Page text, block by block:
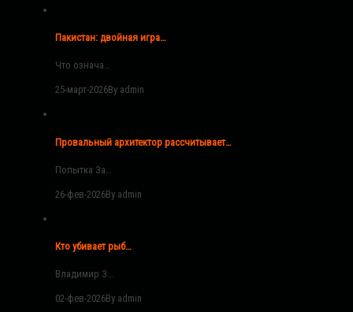
Пакистан: двойная игра…
Что означа…
25-март-2026By admin
Провальный архитектор рассчитывает…
Попытка За…
26-фев-2026By admin
Кто убивает рыб…
Владимир З…
02-фев-2026By admin